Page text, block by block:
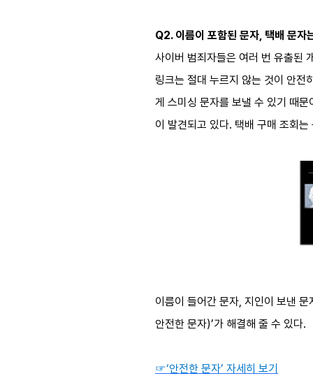
Q2. 이름이 포함된 문자, 택배 문자
사이버 범죄자들은 여러 번 유출된
링크는 절대 누르지 않는 것이 안전
게 스미싱 문자를 보낼 수 있기 때
이 발견되고 있다. 택배 구매 조회
이름이 들어간 문자, 지인이 보낸
안전한 문자)’가 해결해 줄 수 있다.
☞‘안전한 문자’ 자세히 보기